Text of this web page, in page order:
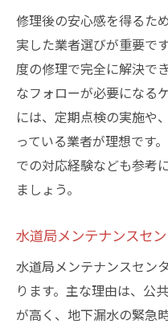
修理後の安心感を得るた
実した業者選びが重要で
度の修理で完全に解決で
なフォローが必要になる
には、定期点検の実施や
っている業者が理想です
での対応経験なども参考
ましょう。
水道局メンテナンスセ
水道局メンテナンスセン
ります。主な理由は、公
が高く、地下漏水の緊急